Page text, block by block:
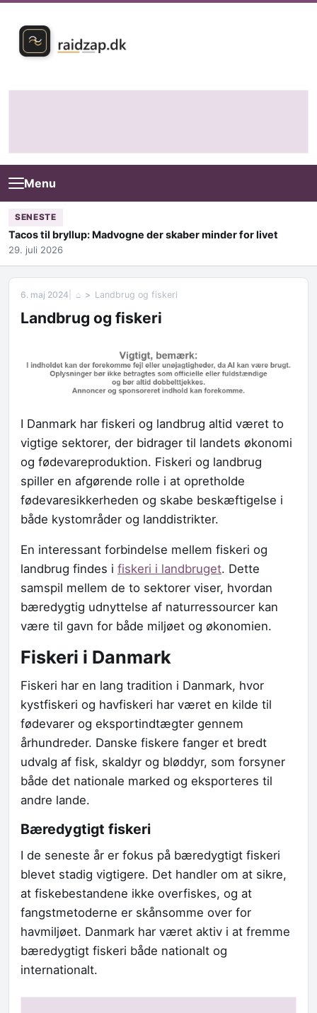
Menu
SENESTE
Tacos til bryllup: Madvogne der skaber minder for livet
29. juli 2026
6. maj 2024 ⌂ Landbrug og fiskeri
Landbrug og fiskeri
I Danmark har fiskeri og landbrug altid været to
vigtige sektorer, der bidrager til landets økonomi
og fødevareproduktion. Fiskeri og landbrug
spiller en afgørende rolle i at opretholde
fødevaresikkerheden og skabe beskæftigelse i
både kystområder og landdistrikter.
En interessant forbindelse mellem fiskeri og
landbrug findes i fiskeri i landbruget. Dette
samspil mellem de to sektorer viser, hvordan
bæredygtig udnyttelse af naturressourcer kan
være til gavn for både miljøet og økonomien.
Fiskeri i Danmark
Fiskeri har en lang tradition i Danmark, hvor
kystfiskeri og havfiskeri har været en kilde til
fødevarer og eksportindtægter gennem
århundreder. Danske fiskere fanger et bredt
udvalg af fisk, skaldyr og bløddyr, som forsyner
både det nationale marked og eksporteres til
andre lande.
Bæredygtigt fiskeri
I de seneste år er fokus på bæredygtigt fiskeri
blevet stadig vigtigere. Det handler om at sikre,
at fiskebestandene ikke overfiskes, og at
fangstmetoderne er skånsomme over for
havmiljøet. Danmark har været aktiv i at fremme
bæredygtigt fiskeri både nationalt og
internationalt.